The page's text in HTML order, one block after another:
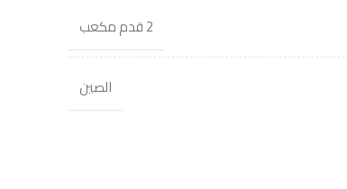
2 قدم مكعب
الصين